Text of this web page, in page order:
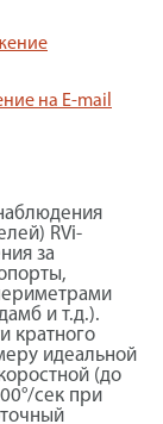
на E-mail
RVi-
за
и т.д.).
кратного
идеальной
(до
сек при